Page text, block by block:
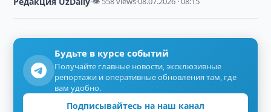
Будьте в курсе событий
Получайте главные новости, эксклюзивные
репортажи и оперативные обновления там, где
вам удобно.
Подписывайтесь на наш канал